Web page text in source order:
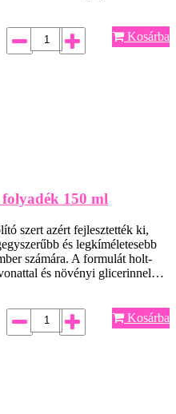
Kosárba
150 ml
szert azért fejlesztették ki,
és legkíméletesebb
számára. A formulát holt-
és növényi glicerinnel…
Kosárba